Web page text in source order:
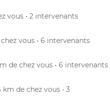
vous • 2 intervenants
chez vous • 6 intervenants
de chez vous • 6 intervenants
km de chez vous • 3